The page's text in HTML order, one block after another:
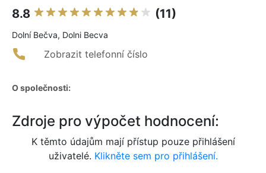
8.8 (11)
Dolní Bečva, Dolni Becva
Zobrazit telefonní číslo
O společnosti:
Zdroje pro výpočet hodnocení:
K těmto údajům mají přístup pouze přihlášení
uživatelé. Klikněte sem pro přihlášení.